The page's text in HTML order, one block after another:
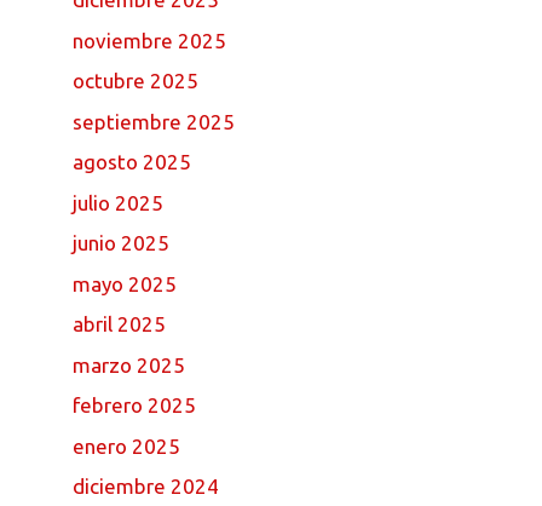
noviembre 2025
octubre 2025
septiembre 2025
agosto 2025
julio 2025
junio 2025
mayo 2025
abril 2025
marzo 2025
febrero 2025
enero 2025
diciembre 2024